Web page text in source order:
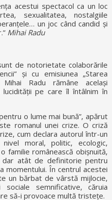
acestui spectacol ca un loc
sexualitatea, nostalgiile
un joc când candid și
Mihai Radu
de notorietate colaborările
și cu emisiunea „Starea
Radu rămâne același
pe care îl întâlnim în
o lume mai bună”, apărut
romanul unei crize. O criză
cum declara autorul într-un
moral, politic, ecologic,
familie românească obișnuită,
dar atât de definitorie pentru
momentului. În centrul acestei
un bărbat de vârstă mijlocie,
semnificative, căruia
să-i provoace multă tristețe.